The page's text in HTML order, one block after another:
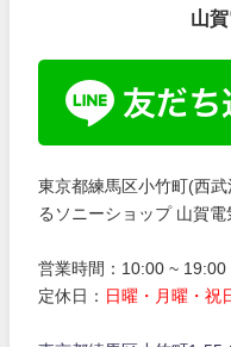
山
東京都練馬区小竹町(西
るソニーショップ 山賀電
営業時間：10:00 ~ 19:00
定休日： 日曜・月曜・祝